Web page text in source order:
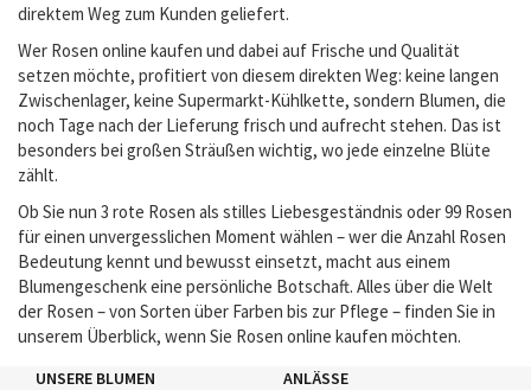
direktem Weg zum Kunden geliefert.
Wer Rosen online kaufen und dabei auf Frische und Qualität
setzen möchte, profitiert von diesem direkten Weg: keine langen
Zwischenlager, keine Supermarkt-Kühlkette, sondern Blumen, die
noch Tage nach der Lieferung frisch und aufrecht stehen. Das ist
besonders bei großen Sträußen wichtig, wo jede einzelne Blüte
zählt.
Ob Sie nun 3 rote Rosen als stilles Liebesgeständnis oder 99 Rosen
für einen unvergesslichen Moment wählen – wer die Anzahl Rosen
Bedeutung kennt und bewusst einsetzt, macht aus einem
Blumengeschenk eine persönliche Botschaft. Alles über die Welt
der Rosen – von Sorten über Farben bis zur Pflege – finden Sie in
unserem Überblick, wenn Sie Rosen online kaufen möchten.
UNSERE BLUMEN ANLÄSSE